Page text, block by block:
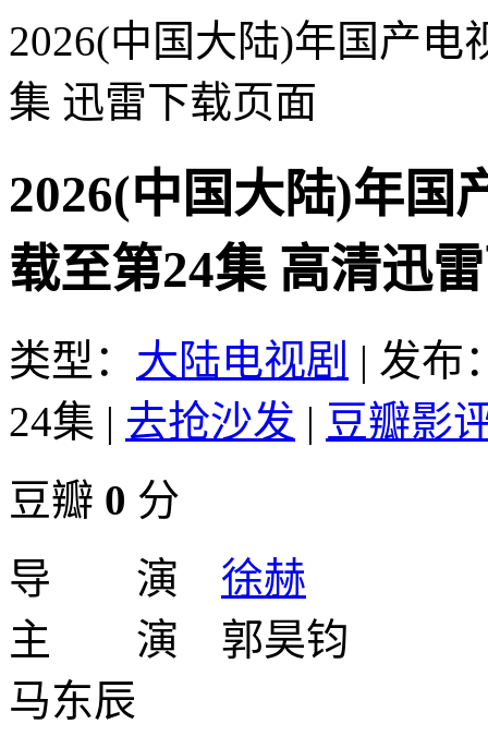
2026(中国大陆)年国产电
集 迅雷下载页面
2026(中国大陆)年国
载至第24集 高清迅
类型： 大陆电视剧 | 发布
24集 | 去抢沙发 | 豆瓣影
豆瓣 0 分
导 演 徐赫
主 演 郭昊钧
马东辰